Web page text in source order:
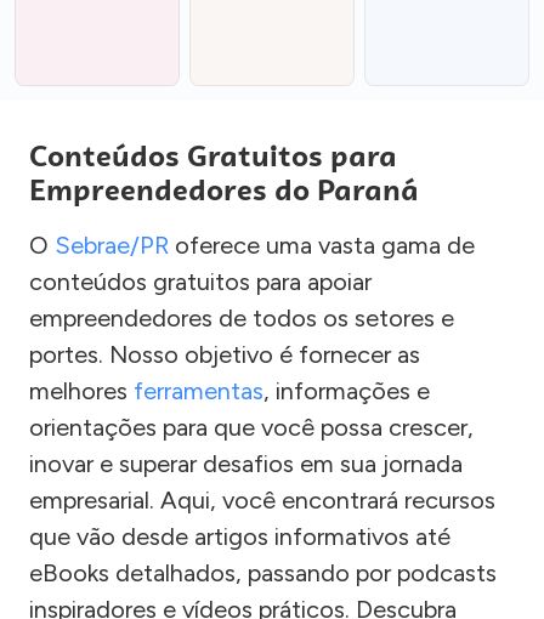
Conteúdos Gratuitos para
Empreendedores do Paraná
O Sebrae/PR oferece uma vasta gama de
conteúdos gratuitos para apoiar
empreendedores de todos os setores e
portes. Nosso objetivo é fornecer as
melhores ferramentas, informações e
orientações para que você possa crescer,
inovar e superar desafios em sua jornada
empresarial. Aqui, você encontrará recursos
que vão desde artigos informativos até
eBooks detalhados, passando por podcasts
inspiradores e vídeos práticos. Descubra